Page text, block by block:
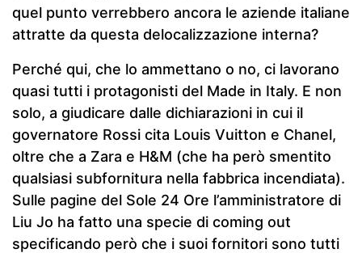
quel punto verrebbero ancora le aziende italiane
attratte da questa delocalizzazione interna?
Perché qui, che lo ammettano o no, ci lavorano
quasi tutti i protagonisti del Made in Italy. E non
solo, a giudicare dalle dichiarazioni in cui il
governatore Rossi cita Louis Vuitton e Chanel,
oltre che a Zara e H&M (che ha però smentito
qualsiasi subfornitura nella fabbrica incendiata).
Sulle pagine del Sole 24 Ore l’amministratore di
Liu Jo ha fatto una specie di coming out
specificando però che i suoi fornitori sono tutti